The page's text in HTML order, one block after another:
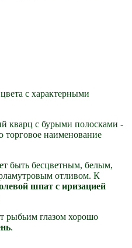
с характерными
кварц с бурыми полосками -
наименование
быть бесцветным, белым,
отливом. К
шпат с иризацией
рыбьим глазом хорошо
.